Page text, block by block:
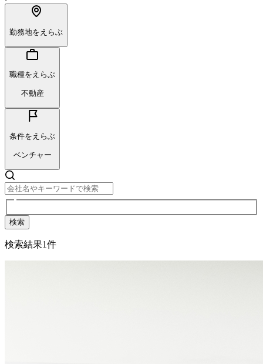
勤務地をえらぶ
職種をえらぶ
不動産
条件をえらぶ
ベンチャー
検索
検索結果1件